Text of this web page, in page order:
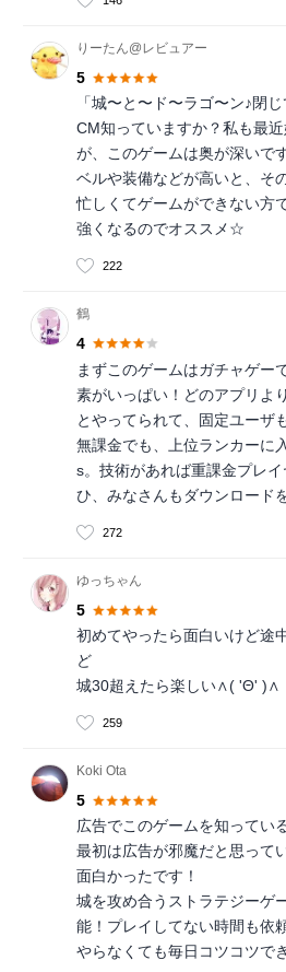
りーたん@レビュアー
5
「城〜と〜ド〜ラゴ〜ン♪閉
CM知っていますか？私も最
が、このゲームは奥が深いで
ベルや装備などが高いと、そ
忙しくてゲームができない方
強くなるのでオススメ☆
222
鶴
4
まずこのゲームはガチャゲー
素がいっぱい！どのアプリよ
とやってられて、固定ユーザ
無課金でも、上位ランカーに
s。技術があれば重課金プレ
ひ、みなさんもダウンロード
272
ゆっちゃん
5
初めてやったら面白いけど途
ど
城30超えたら楽しい∧( 'Θ' )∧
259
Koki Ota
5
広告でこのゲームを知ってい
最初は広告が邪魔だと思って
面白かったです！
城を攻め合うストラテジーゲ
能！プレイしてない時間も依
やらなくても毎日コツコツで